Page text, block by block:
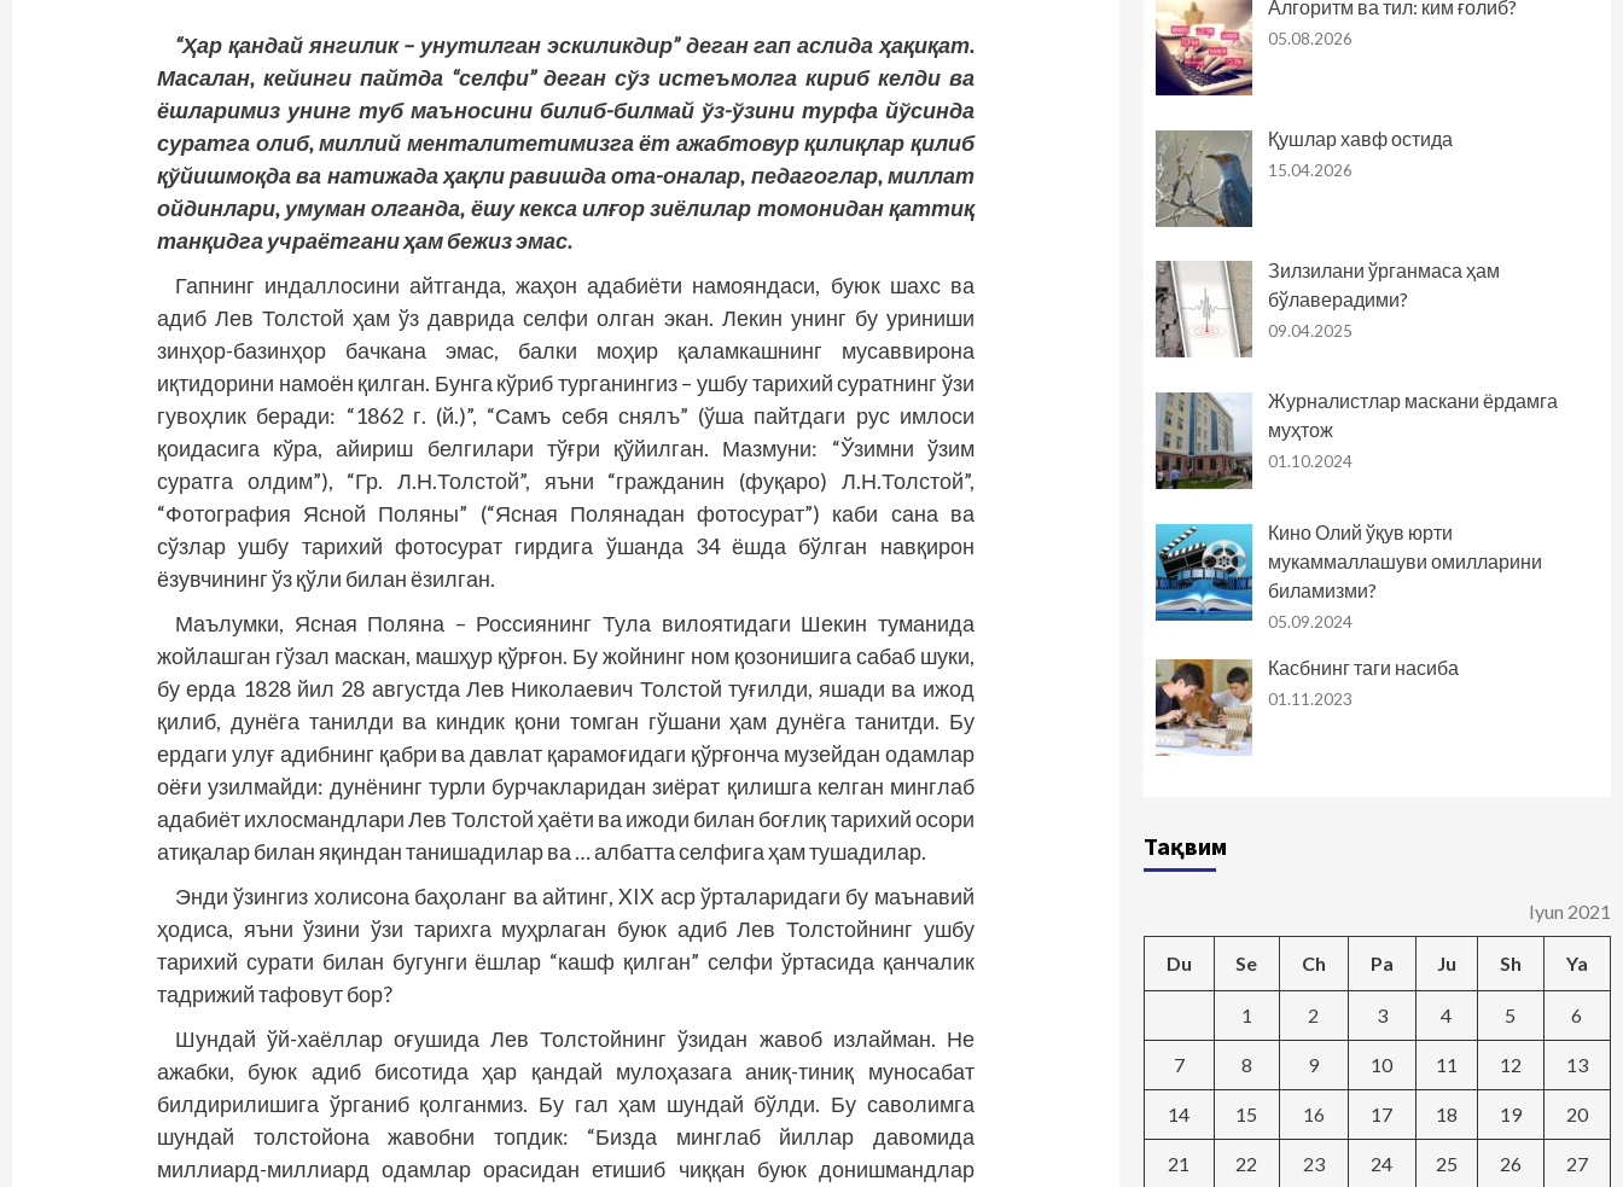
“Ҳар қандай янгилик – унутилган эскиликдир” деган гап аслида ҳақиқат.
Масалан, кейинги пайтда “селфи” деган сўз истеъмолга кириб келди ва
ёшларимиз унинг туб маъносини билиб-билмай ўз-ўзини турфа йўсинда
суратга олиб, миллий менталитетимизга ёт ажабтовур қилиқлар қилиб
қўйишмоқда ва натижада ҳақли равишда ота-оналар, педагоглар, миллат
ойдинлари, умуман олганда, ёшу кекса илғор зиёлилар томонидан қаттиқ
танқидга учраётгани ҳам бежиз эмас.
Гапнинг индаллосини айтганда, жаҳон адабиёти намояндаси, буюк шахс ва
адиб Лев Толстой ҳам ўз даврида селфи олган экан. Лекин унинг бу уриниши
зинҳор-базинҳор бачкана эмас, балки моҳир қаламкашнинг мусаввирона
иқтидорини намоён қилган. Бунга кўриб турганингиз – ушбу тарихий суратнинг ўзи
гувоҳлик беради: “1862 г. (й.)”, “Самъ себя снялъ” (ўша пайт­даги рус имлоси
қоидасига кўра, айириш белгилари тўғри қўйилган. Мазмуни: “Ўзимни ўзим
суратга олдим”), “Гр. Л.Н.Толстой”, яъни “гражданин (фуқаро) Л.Н.Толстой”,
“Фотография Ясной Поляны” (“Ясная Полянадан фотосурат”) каби сана ва
сўзлар ушбу тарихий фотосурат гирдига ўшанда 34 ёшда бўлган навқирон
ёзувчининг ўз қўли билан ёзилган.
Маълумки, Ясная Поляна – Россиянинг Тула вилоятидаги Шекин туманида
жойлашган гўзал маскан, машҳур қўрғон. Бу жойнинг ном қозонишига сабаб шуки,
бу ерда 1828 йил 28 августда Лев Николаевич Толстой туғилди, яшади ва ижод
қилиб, дунёга танилди ва киндик қони томган гўшани ҳам дунёга танитди. Бу
ердаги улуғ адибнинг қабри ва давлат қарамоғидаги қўрғонча музейдан одамлар
оёғи узилмайди: дунёнинг турли бурчакларидан зиёрат қилишга келган минглаб
адабиёт ихлосмандлари Лев Толстой ҳаёти ва ижоди билан боғлиқ тарихий осори
атиқалар билан яқиндан танишадилар ва … албатта селфига ҳам тушадилар.
Энди ўзингиз холисона баҳоланг ва айтинг, XIX аср ўрталаридаги бу маънавий
ҳодиса, яъни ўзини ўзи тарихга муҳрлаган буюк адиб Лев Толстойнинг ушбу
тарихий сурати билан бугунги ёшлар “кашф қилган” селфи ўртасида қанчалик
тадрижий тафовут бор?
Шундай ўй-хаёллар оғушида Лев Толстойнинг ўзидан жавоб излайман. Не
ажабки, буюк адиб бисотида ҳар қандай мулоҳазага аниқ-тиниқ муносабат
билдирилишига ўрганиб қолганмиз. Бу гал ҳам шундай бўлди. Бу саволимга
шундай толстойона жавобни топдик: “Бизда минглаб йиллар давомида
миллиард-миллиард одамлар орасидан етишиб чиққан буюк донишмандлар
Алгоритм ва тил: ким ғолиб?
05.08.2026
Қушлар хавф остида
15.04.2026
Зилзилани ўрганмаса ҳам
бўлаверадими?
09.04.2025
Журналистлар маскани ёрдамга
муҳтож
01.10.2024
Кино Олий ўқув юрти
мукаммаллашуви омилларини
биламизми?
05.09.2024
Касбнинг таги насиба
01.11.2023
Тақвим
Iyun 2021
Du Se Ch Pa Ju Sh Ya
1 2 3 4 5 6
7 8 9 10 11 12 13
14 15 16 17 18 19 20
21 22 23 24 25 26 27